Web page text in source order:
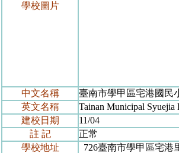
學校圖片
中文名稱
臺南市學甲區宅港國民
英文名稱
Tainan Municipal Syuejia
建校日期
11/04
註 記
正常
學校地址
726臺南市學甲區宅港